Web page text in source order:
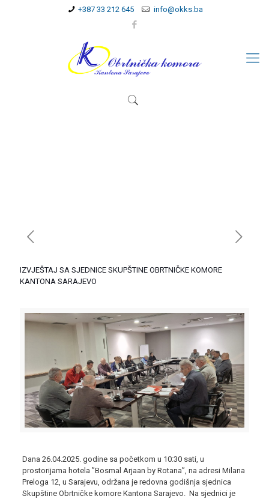
+387 33 212 645 info@okks.ba
IZVJEŠTAJ SA SJEDNICE SKUPŠTINE OBRTNIČKE KOMORE
KANTONA SARAJEVO
Dana 26.04.2025. godine sa početkom u 10:30 sati, u
prostorijama hotela ”Bosmal Arjaan by Rotana”, na adresi Milana
Preloga 12, u Sarajevu, održana je redovna godišnja sjednica
Skupštine Obrtničke komore Kantona Sarajevo. Na sjednici je